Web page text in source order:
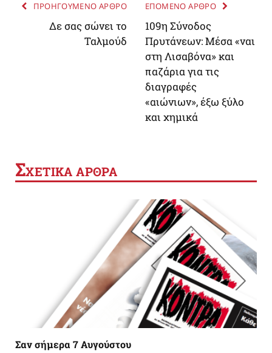
ΠΡΟΗΓΟΥΜΕΝΟ ΑΡΘΡΟ
Δε σας σώνει το
Ταλμούδ
ΕΠΟΜΕΝΟ ΑΡΘΡΟ
109η Σύνοδος
Πρυτάνεων: Μέσα «ναι
στη Λισαβόνα» και
παζάρια για τις
διαγραφές
«αιώνιων», έξω ξύλο
και χημικά
ΣΧΕΤΙΚΑ ΑΡΘΡΑ
Σαν σήμερα 7 Αυγούστου